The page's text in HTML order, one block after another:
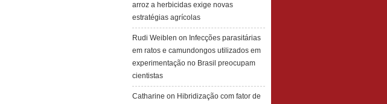
arroz a herbicidas exige novas
estratégias agrícolas
Rudi Weiblen on Infecções parasitárias
em ratos e camundongos utilizados em
experimentação no Brasil preocupam
cientistas
Catharine on Hibridização com fator de